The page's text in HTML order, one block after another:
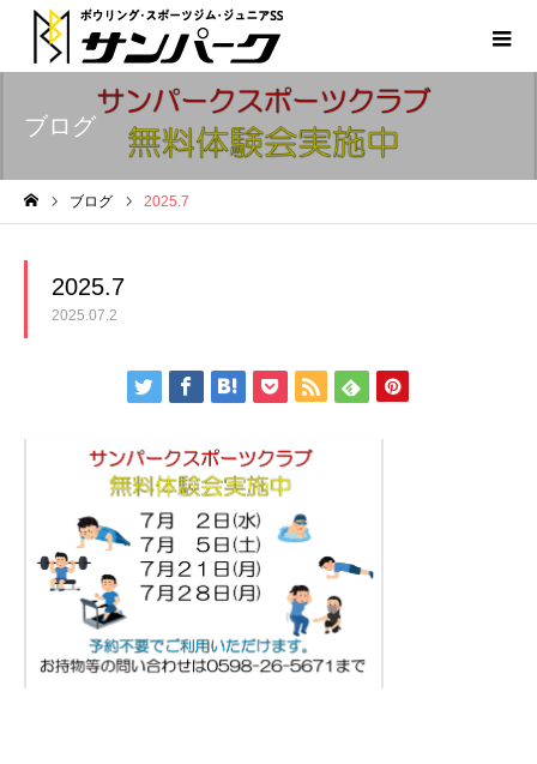
ブログ
ブログ 2025.7
2025.7
2025.07.2